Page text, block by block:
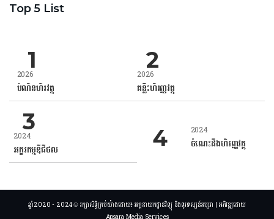
Top 5 List
2026
បំណិនហិរវត្ថុ
2026
គន្លឹះហិរញ្ញវត្ថុ
2024
អក្ខរកម្មឌីជីថល
2024
ចំណេះដឹងហិរញ្ញវត្ថុ
ឆ្នាំ2020 - 2024 © រក្សាសិទ្ធិគ្រប់យ៉ាងដោយ៖ អគ្គនាយកដ្ឋានវិទ្យុ និងទូរទស្សន៍អប្សរា | អភិវឌ្ឍដោយ